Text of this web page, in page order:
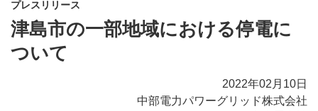
プレスリリース
津島市の一部地域における停電に
ついて
2022年02月10日
中部電力パワーグリッド株式会社